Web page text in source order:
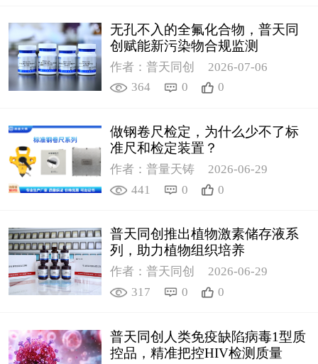
无孔不入的全氟化合物，普天同
创赋能新污染物合规监测
作者：普天同创
2026-07-06
364
0 0
做钢卷尺检定，为什么少不了标
准尺和检定装置？
作者：普量天铸
2026-06-29
441
0 0
普天同创推出植物激素储存液系
列，助力植物组织培养
作者：普天同创
2026-06-29
317
0 0
普天同创人类免疫缺陷病毒1型质
控品，精准把控HIV检测质量